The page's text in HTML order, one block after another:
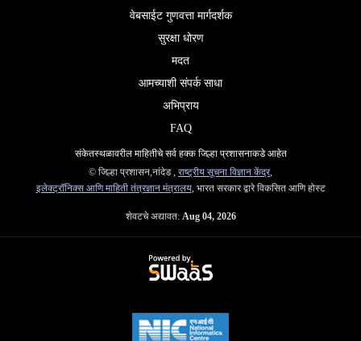
वेबसाईट गुणवत्ता मार्गदर्शक
सुरक्षा धोरण
मदत
आमच्याशी संपर्क साधा
अभिप्राय
FAQ
संकेतस्थळावरील माहितीचे सर्व हक्क जिल्हा प्रशासनाकडे आहेत
© जिल्हा प्रशासन,नांदेड , राष्ट्रीय सूचना विज्ञान केंद्र,
इलेक्ट्रॉनिक्स आणि माहिती तंत्रज्ञान मंत्रालय, भारत सरकार द्वारे विकसित आणि होस्ट
शेवटचे अद्यावत: Aug 04, 2026